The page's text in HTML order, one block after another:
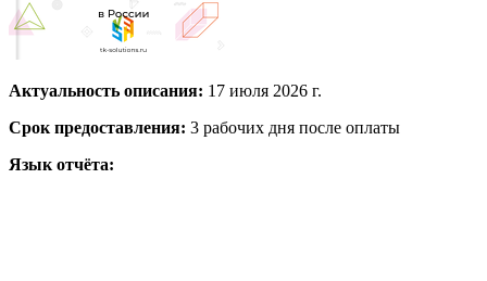
Актуальность описания: 17 июля 2026 г.
Срок предоставления: 3 рабочих дня после оплаты
Язык отчёта: